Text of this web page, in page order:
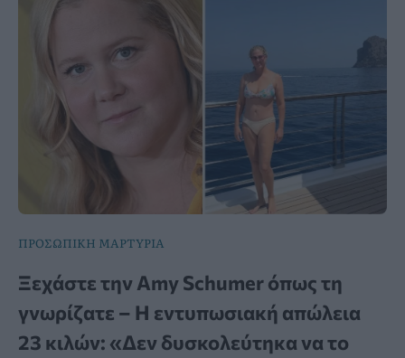
ΠΡΟΣΩΠΙΚΗ ΜΑΡΤΥΡΙΑ
Ξεχάστε την Amy Schumer όπως τη
γνωρίζατε – Η εντυπωσιακή απώλεια
23 κιλών: «Δεν δυσκολεύτηκα να το